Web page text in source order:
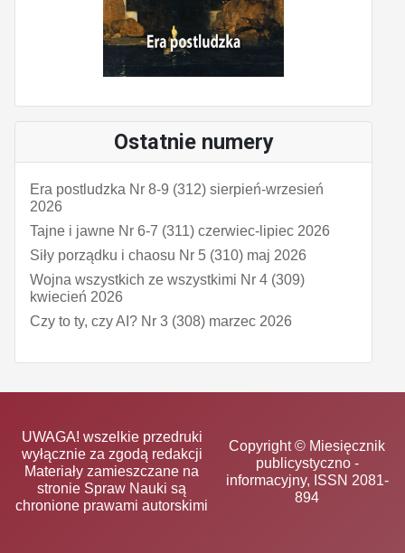
Ostatnie numery
Era postludzka Nr 8-9 (312) sierpień-wrzesień
2026
Tajne i jawne Nr 6-7 (311) czerwiec-lipiec 2026
Siły porządku i chaosu Nr 5 (310) maj 2026
Wojna wszystkich ze wszystkimi Nr 4 (309)
kwiecień 2026
Czy to ty, czy AI? Nr 3 (308) marzec 2026
UWAGA! wszelkie przedruki
wyłącznie za zgodą redakcji
Materiały zamieszczane na
stronie Spraw Nauki są
chronione prawami autorskimi
Copyright © Miesięcznik
publicystyczno -
informacyjny, ISSN 2081-
894